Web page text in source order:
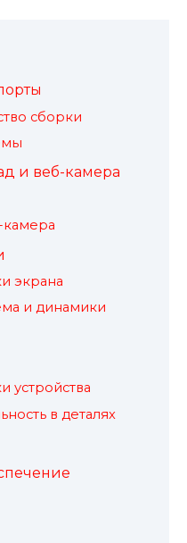
сборки
и веб-камера
экрана
и динамики
устройства
в деталях